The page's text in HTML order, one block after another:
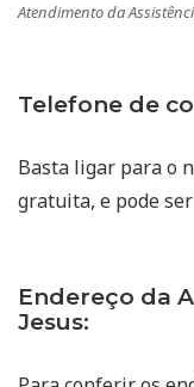
Atendimento da
Telefone de
Basta ligar para o
gratuita, e pode
Endereço da
Jesus: